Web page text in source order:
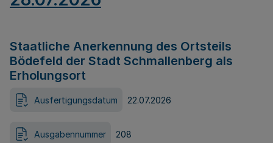
Staatliche Anerkennung des Ortsteils
Bödefeld der Stadt Schmallenberg als
Erholungsort
Ausfertigungsdatum 22.07.2026
Ausgabennummer 208